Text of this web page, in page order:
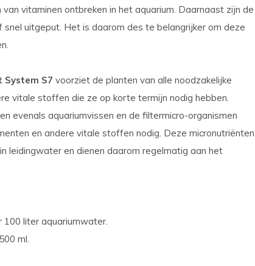
van vitaminen ontbreken in het aquarium. Daarnaast zijn de
uitgeput. Het is daarom des te belangrijker om deze
System S7 voorziet de planten van alle noodzakelijke
vitale stoffen die ze op korte termijn nodig hebben.
evenals aquariumvissen en de filtermicro-organismen
en andere vitale stoffen nodig. Deze micronutriënten
leidingwater en dienen daarom regelmatig aan het
100 liter aquariumwater.
ml.